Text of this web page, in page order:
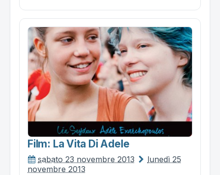
Film: La Vita Di Adele
sabato 23 novembre 2013
lunedì 25
novembre 2013